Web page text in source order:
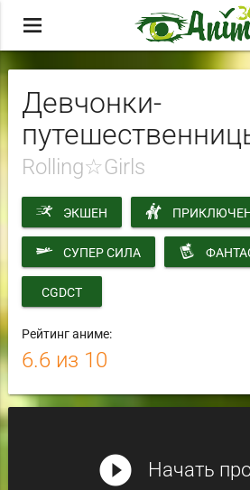
menu
Девчонки-
Rolling☆Girls
ЭКШЕН
СУПЕР СИЛА
CGDCT
Рейтинг аниме:
6.6 из 10
play_circle_filled Начать